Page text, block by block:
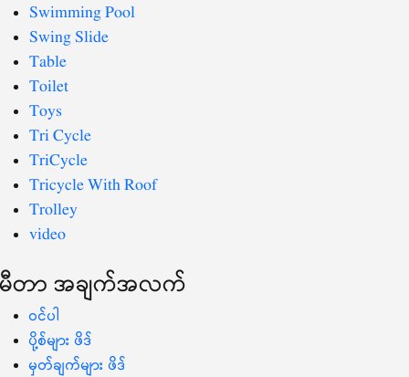
Swimming Pool
Swing Slide
Table
Toilet
Toys
Tri Cycle
TriCycle
Tricycle With Roof
Trolley
video
မီတာ အချက်အလက်
ဝင်ပါ
ပို့စ်များ ဖိဒ်
မှတ်ချက်များ ဖိဒ်